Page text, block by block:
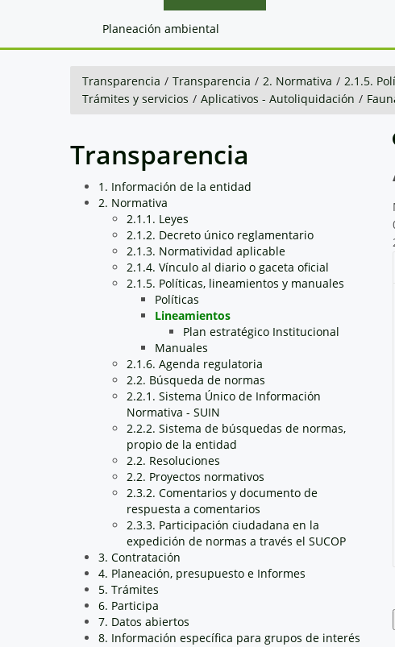
Planeación ambiental
Transparencia / Transparencia / 2. Normativa / 2.1.5.
Trámites y servicios / Aplicativos - Autoliquidación /
Transparencia
1. Información de la entidad
2. Normativa
2.1.1. Leyes
2.1.2. Decreto único reglamentario
2.1.3. Normatividad aplicable
2.1.4. Vínculo al diario o gaceta oficial
2.1.5. Políticas, lineamientos y manuales
Políticas
Lineamientos
Plan estratégico Institucional
Manuales
2.1.6. Agenda regulatoria
2.2. Búsqueda de normas
2.2.1. Sistema Único de Información
Normativa - SUIN
2.2.2. Sistema de búsquedas de normas,
propio de la entidad
2.2. Resoluciones
2.2. Proyectos normativos
2.3.2. Comentarios y documento de
respuesta a comentarios
2.3.3. Participación ciudadana en la
expedición de normas a través el SUCOP
3. Contratación
4. Planeación, presupuesto e Informes
5. Trámites
6. Participa
7. Datos abiertos
8. Información específica para grupos de interés